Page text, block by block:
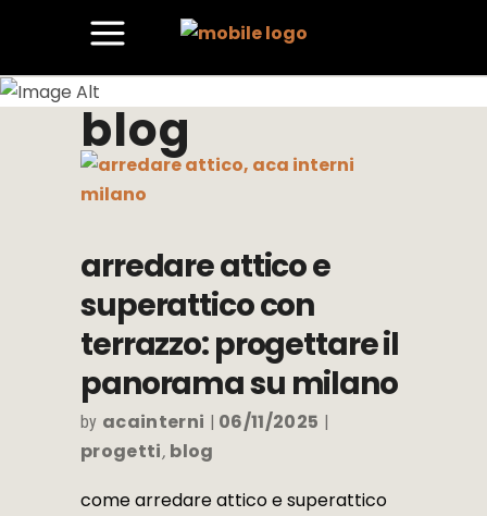
blog
arredare attico e
superattico con
terrazzo: progettare il
panorama su milano
by acainterni
06/11/2025
progetti, blog
come arredare attico e superattico